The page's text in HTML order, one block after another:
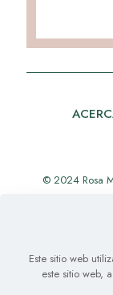
© 2024 Rosa
Este sitio web
este sitio web,